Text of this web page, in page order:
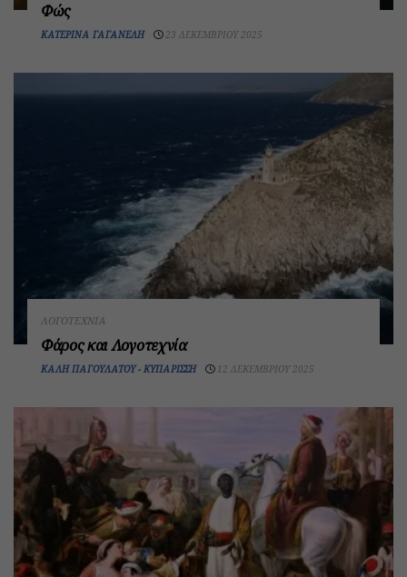
Φώς
ΚΑΤΕΡΊΝΑ ΓΑΓΑΝΈΛΗ 23 ΔΕΚΕΜΒΡΊΟΥ 2025
ΛΟΓΟΤΕΧΝΊΑ
Φάρος και Λογοτεχνία
ΚΑΛΉ ΠΑΓΟΥΛΆΤΟΥ - ΚΥΠΑΡΊΣΣΗ 12 ΔΕΚΕΜΒΡΊΟΥ 2025